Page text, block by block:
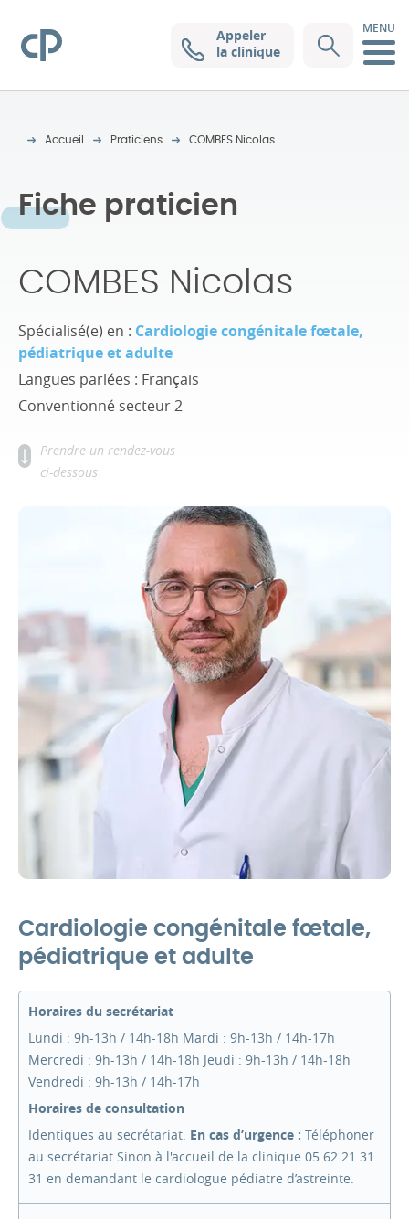
Clinique Pasteur
Appeler
la clinique
MENU
Accueil Praticiens COMBES Nicolas
Fiche praticien
COMBES Nicolas
Spécialisé(e) en : Cardiologie congénitale fœtale,
pédiatrique et adulte
Langues parlées : Français
Conventionné secteur 2
Prendre un rendez-vous
ci-dessous
Cardiologie congénitale fœtale,
pédiatrique et adulte
Horaires du secrétariat
Lundi : 9h-13h / 14h-18h Mardi : 9h-13h / 14h-17h
Mercredi : 9h-13h / 14h-18h Jeudi : 9h-13h / 14h-18h
Vendredi : 9h-13h / 14h-17h
Horaires de consultation
Identiques au secrétariat. En cas d’urgence : Téléphoner
au secrétariat Sinon à l'accueil de la clinique 05 62 21 31
31 en demandant le cardiologue pédiatre d’astreinte.